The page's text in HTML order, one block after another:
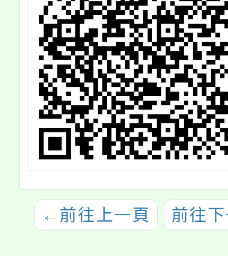
← 前往上一頁 前往